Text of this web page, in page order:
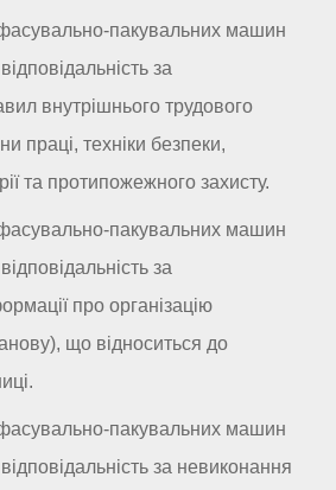
пакувальних машин
за
внутрішнього трудового
праці, техніки безпеки,
та протипожежного захисту.
пакувальних машин
за
про організацію
що відноситься до
пакувальних машин
за невиконання